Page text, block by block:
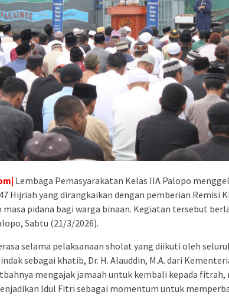
Lembaga Pemasyarakatan Kelas IIA Palopo
Hijriah yang dirangkaikan dengan pemberian Remisi
pidana bagi warga binaan. Kegiatan tersebut
Sabtu (21/3/2026).
selama pelaksanaan sholat yang diikuti oleh
sebagai khatib, Dr. H. Alauddin, M.A. dari
mengajak jamaah untuk kembali kepada
Idul Fitri sebagai momentum untuk